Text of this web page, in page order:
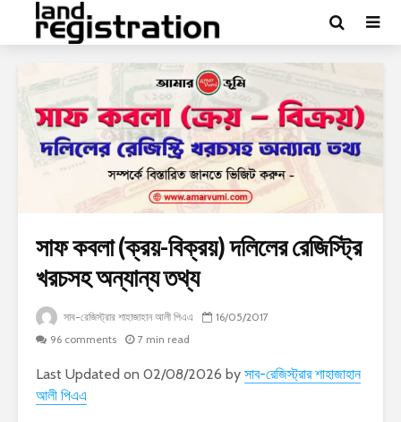
সাফ কবলা (ক্রয়-বিক্রয়) দলিলের রেজিস্ট্রি
খরচসহ অন্যান্য তথ্য
সাব-রেজিস্ট্রার শাহাজাহান আলী পিএএ
16/05/2017
96 comments
7 min read
Last Updated on 02/08/2026 by সাব-রেজিস্ট্রার শাহাজাহান
আলী পিএএ